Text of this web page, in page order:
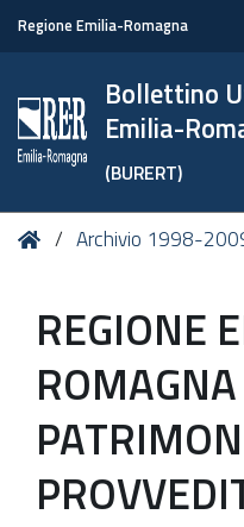
Regione Emilia-Romagna
Bollettino
Emilia-
(BURERT)
Tu HomeArchivio 1998-
REGIONE